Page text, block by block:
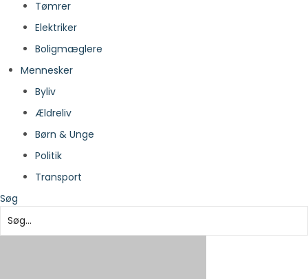
Tømrer
Elektriker
Boligmæglere
Mennesker
Byliv
Ældreliv
Børn & Unge
Politik
Transport
Søg